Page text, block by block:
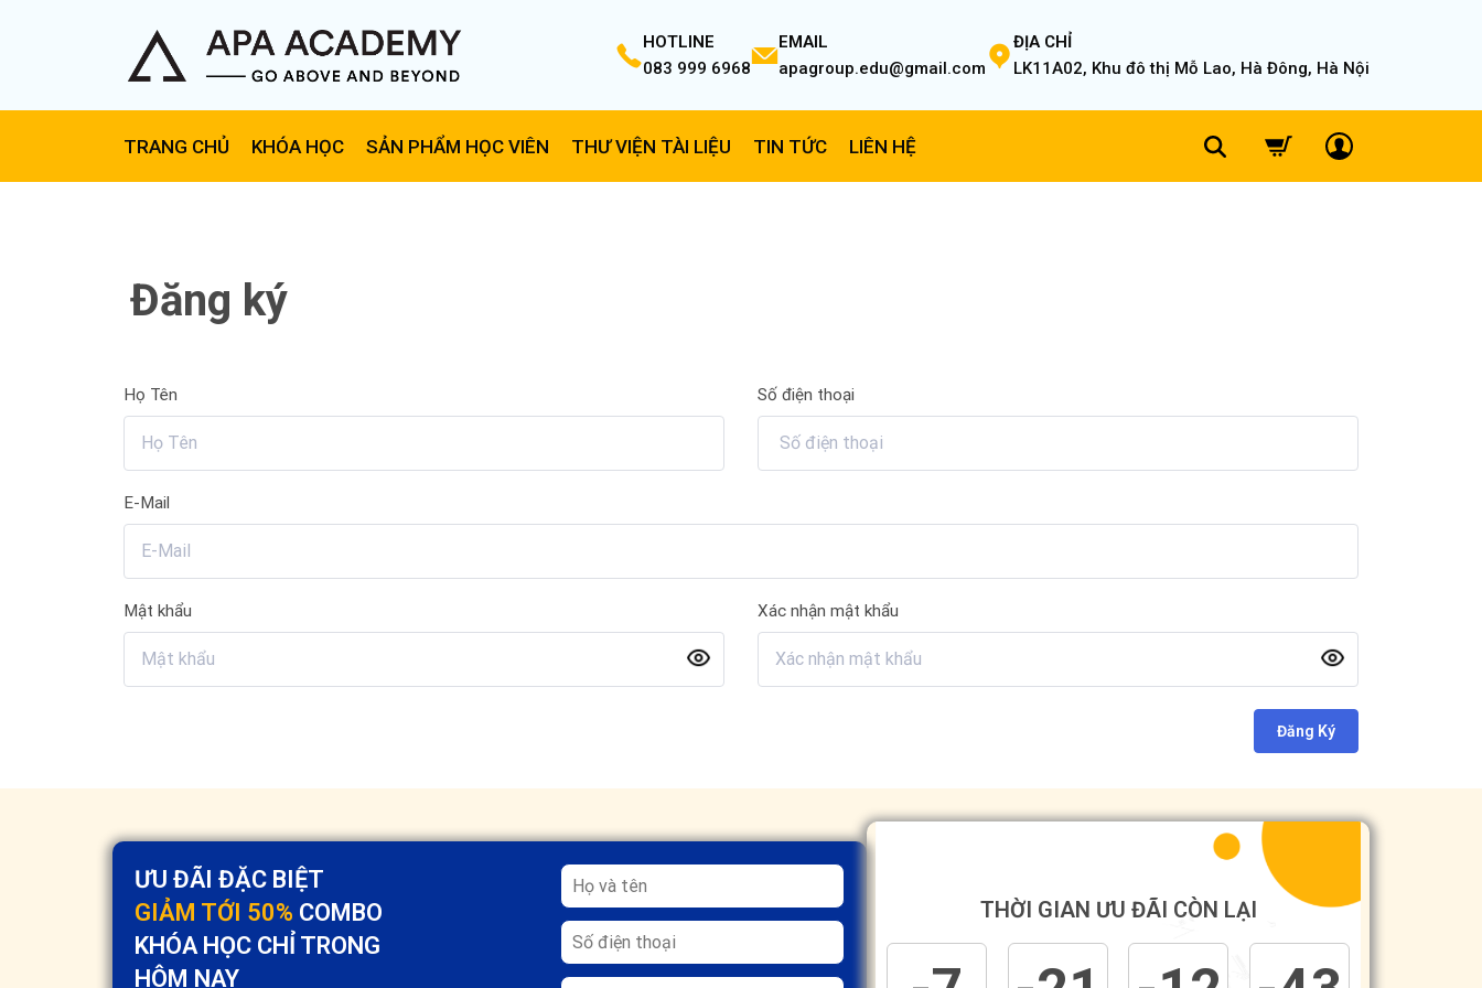
HOTLINE
083 999 6968
EMAIL
apagroup.edu@gmail.com
ĐỊA CHỈ
LK11A02, Khu đô thị Mỗ Lao, Hà Đông, Hà Nội
TRANG CHỦ KHÓA HỌC SẢN PHẨM HỌC VIÊN THƯ VIỆN TÀI LIỆU TIN TỨC LIÊN HỆ
Đăng ký
Họ Tên Số điện thoại
E-Mail
Mật khẩu Xác nhận mật khẩu
Đăng Ký
ƯU ĐÃI ĐẶC BIỆT
GIẢM TỚI 50% COMBO
KHÓA HỌC CHỈ TRONG
HÔM NAY
THỜI GIAN ƯU ĐÃI CÒN LẠI